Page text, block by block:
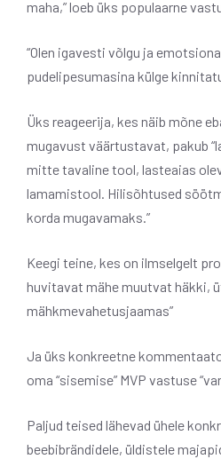
maha,” loeb üks populaarne
“Olen igavesti võlgu ja
pudelipesumasina külge
Üks reageerija, kes näib mõne
mugavust väärtustavat, pakub
mitte tavaline tool, lasteaias
lamamistool. Hilisõhtused
korda mugavamaks.”
Keegi teine, kes on ilmselgelt
huvitavat mähe muutvat häkki,
mähkmevahetusjaamas”
Ja üks konkreetne
oma “sisemise” MVP vastuse
Paljud teised lähevad ühele
beebibrändidele, üldistele